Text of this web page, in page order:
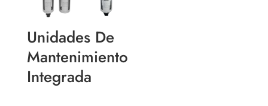
Unidades De
Mantenimiento
Integrada